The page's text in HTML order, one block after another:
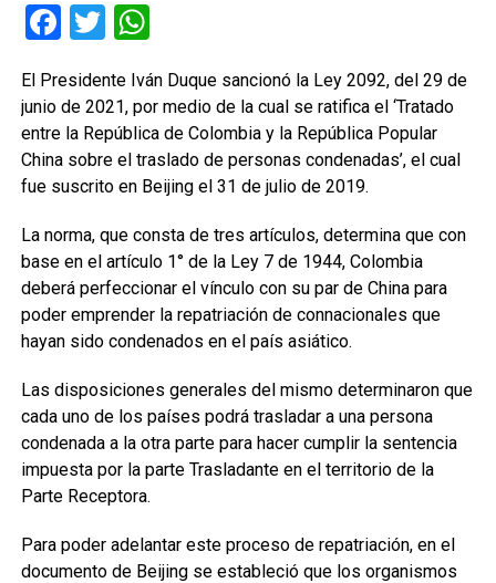
Facebook
TwitterWhatsApp
El Presidente Iván Duque sancionó la Ley 2092, del 29 de
junio de 2021, por medio de la cual se ratifica el ‘Tratado
entre la República de Colombia y la República Popular
China sobre el traslado de personas condenadas’, el cual
fue suscrito en Beijing el 31 de julio de 2019.
La norma, que consta de tres artículos, determina que con
base en el artículo 1° de la Ley 7 de 1944, Colombia
deberá perfeccionar el vínculo con su par de China para
poder emprender la repatriación de connacionales que
hayan sido condenados en el país asiático.
Las disposiciones generales del mismo determinaron que
cada uno de los países podrá trasladar a una persona
condenada a la otra parte para hacer cumplir la sentencia
impuesta por la parte Trasladante en el territorio de la
Parte Receptora.
Para poder adelantar este proceso de repatriación, en el
documento de Beijing se estableció que los organismos